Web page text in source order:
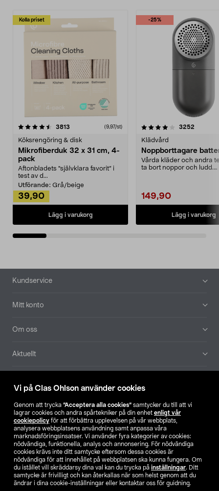
Vi på Clas Ohlson använder cookies
Genom att trycka ”Acceptera alla cookies” samtycker du till att vi
lagrar cookies och andra spårtekniker på din enhet enligt vår
cookiepolicy för att förbättra upplevelsen på vår webbplats,
analysera webbplatsens användning samt anpassa våra
marknadsföringsinsatser. Vi använder fyra kategorier av cookies:
nödvändiga, funktionella, analys och annonsering. För nödvändiga
cookies krävs inte ditt samtycke eftersom dessa cookies är
nödvändiga för att innehållet på webbplatsen ska kunna fungera. Om
du istället vill skräddarsy dina val kan du trycka på inställningar. Ditt
samtycke är frivilligt och kan återkallas när som helst genom att du
ändrar i dina cookie-inställningar eller kontaktar oss för guidning.
Kolla priset
3813 (9,97/st)
Köksrengöring & disk
Mikrofiberduk 32 x 31 cm, 4-
pack
Aftonbladets "självklara favorit” i
test av d...
Utförande: Grå/beige
39,90
Lägg i varukorg
-25%
4.0av 5 stjärnor 3252
Klädvård
Noppborttagare
Vårda kläder och andra
ta bort noppor och ludd.
149,90
Lägg i varukorg
4.5av 5 stjärnor
Sidfot
Kundservice
Mitt konto
Om oss
Aktuellt
Hitta butik
SE NO FI